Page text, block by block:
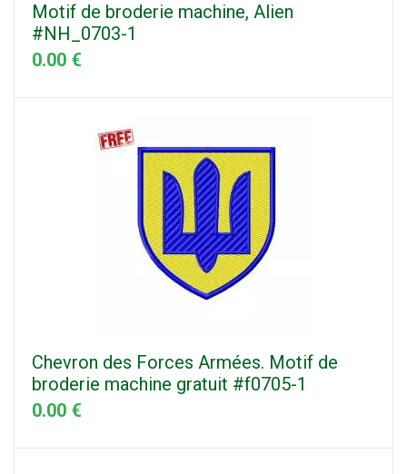
Motif de broderie machine, Alien
#NH_0703-1
0.00 €
Chevron des Forces Armées. Motif de
broderie machine gratuit #f0705-1
0.00 €